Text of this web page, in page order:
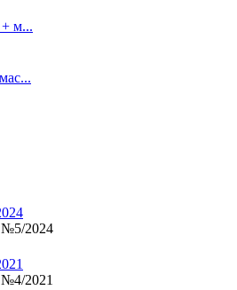
м...
2024
2021